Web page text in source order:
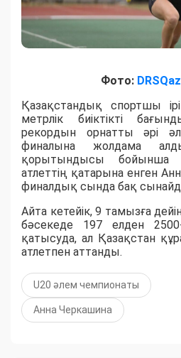
Фото:
Қазақстандық спортшы
метрлік биіктікті
рекордын орнатты әрі
финалына жолдама
қорытындысы бойынша
атлеттің қатарына енген
финалдық сында бақ
Айта кетейік, 9 тамызға
бәсекеде 197 елден
қатысуда, ал Қазақстан
атлетпен аттанды.
U20 әлем чемпионаты
Анна Черкашина